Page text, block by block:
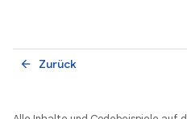
Zurück
arrow_back